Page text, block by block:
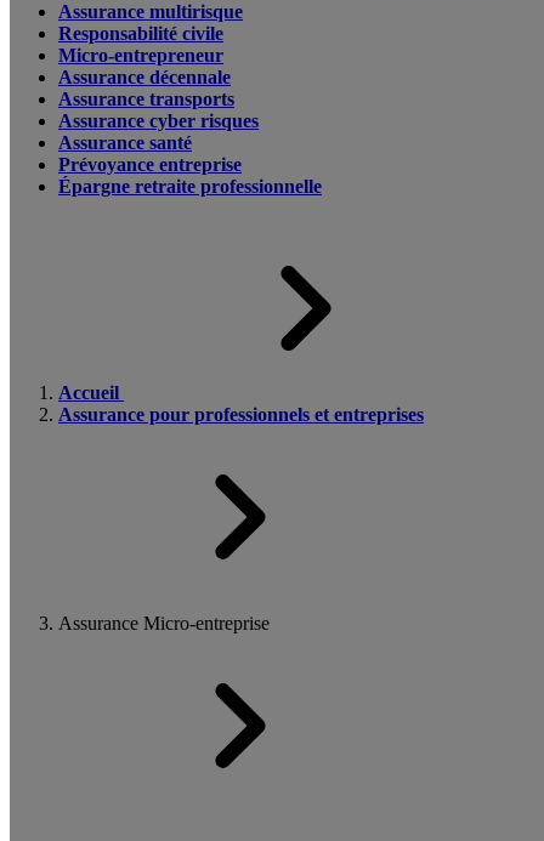
Assurance multirisque
Responsabilité civile
Micro-entrepreneur
Assurance décennale
Assurance transports
Assurance cyber risques
Assurance santé
Prévoyance entreprise
Épargne retraite professionnelle
Accueil
Assurance pour professionnels et entreprises
Assurance Micro-entreprise